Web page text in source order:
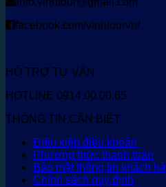
facebook.com/vinhtourvn/
HỖ TRỢ TƯ VẤN
HOTLINE 0914.00.00.65
THÔNG TIN CẦN BIẾT
Điều kiện điều khoản
Phương thức thanh toán
Bảo mật thông tin khách
Chính sách quy định